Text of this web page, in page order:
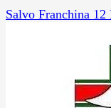
Salvo Franchina 12